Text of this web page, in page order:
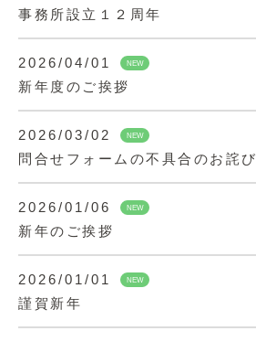
事務所設立１２周年
2026/04/01 NEW
新年度のご挨拶
2026/03/02 NEW
問合せフォームの不具合のお詫び
2026/01/06 NEW
新年のご挨拶
2026/01/01 NEW
謹賀新年